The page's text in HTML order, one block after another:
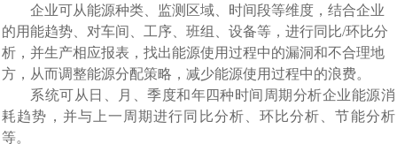
企业可从能源种类、监测区域、时间段等维度，结合企业
的用能趋势、 对车间、工序、班组、设备等，进行同比/环比分
析 ，并生产相应报表，找出能源使用过程中的漏洞和不合理地
方，从而调整能源分配策略，减少能源使用过程中的浪费。
系统可从日、月、季度和年四种时间周期分析企业能源消
耗趋势，并与上一周期进行同比分析、环比分析、节能分析
等。